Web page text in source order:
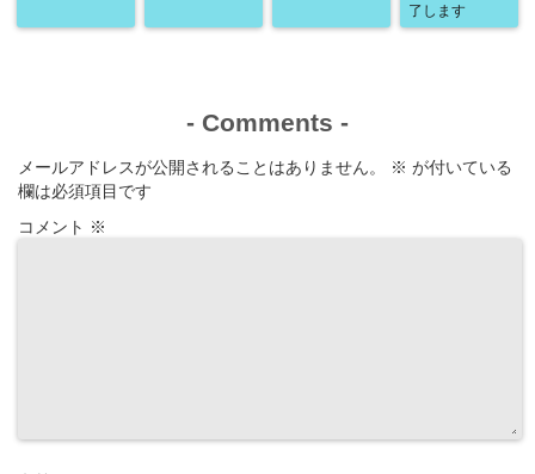
了します
- Comments -
メールアドレスが公開されることはありません。 ※ が付いている
欄は必須項目です
コメント ※